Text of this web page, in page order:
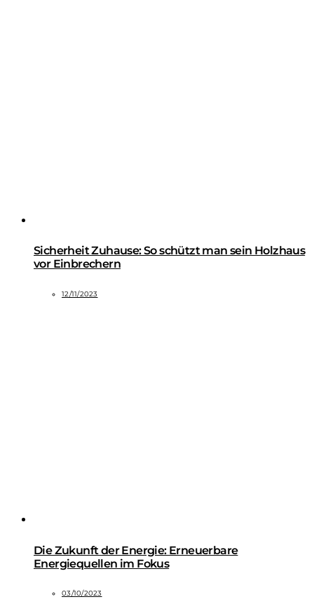
Sicherheit Zuhause: So schützt man sein Holzhaus
vor Einbrechern
12/11/2023
Die Zukunft der Energie: Erneuerbare
Energiequellen im Fokus
03/10/2023